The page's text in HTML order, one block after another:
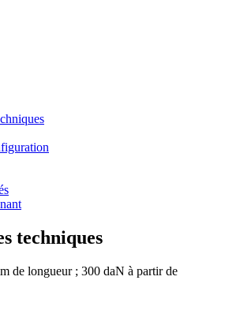
techniques
de longueur ; 300 daN à partir de